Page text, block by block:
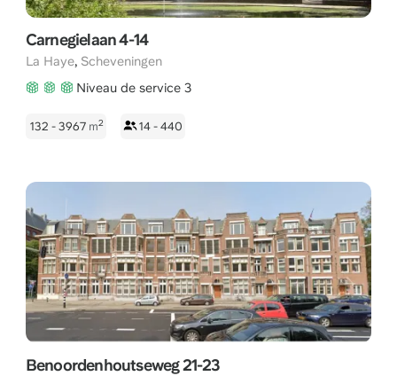
Carnegielaan 4-14
La Haye, Scheveningen
Niveau de service 3
132 - 3967 m2 14 - 440
Benoordenhoutseweg 21-23